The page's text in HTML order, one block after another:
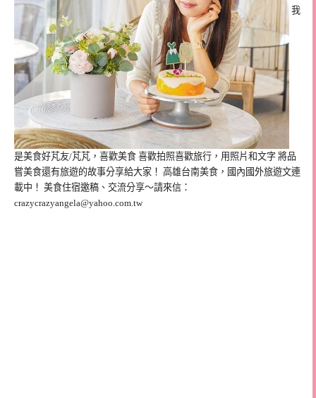
我
是美食好芃友/芃芃，喜歡美食 喜歡拍照喜歡旅行，用照片和文字 將品
嘗美食還有旅遊的故事分享給大家！ 高雄台南美食，國內國外旅遊文連
載中！ 美食住宿邀稿、交流分享～請來信：
crazycrazyangela@yahoo.com.tw